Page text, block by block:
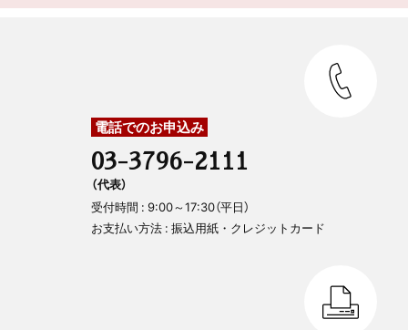
電話でのお申込み
03-3796-2111
（代表）
受付時間 : 9:00～17:30（平日）
お支払い方法 : 振込用紙・クレジットカード